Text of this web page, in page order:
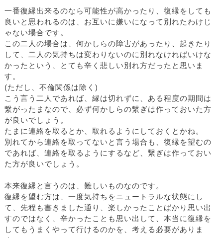
一番復縁出来るのなら可能性が高かったり、復縁をしても
良いと思われるのは、お互いに嫌いになって別れたわけじ
ゃない場合です。
この二人の場合は、何かしらの障害があったり、起きたり
して、二人の気持ちは変わりないのに別れなければいけな
かったという、とても辛く悲しい別れ方だったと思いま
す。
(ただし、不倫関係は除く)
こう言う二人であれば、縁は切れずに、ある程度の期間は
繋がったまなので、必ず何かしらの繋ぎは作っておいた方
が良いでしょう。
たまに連絡を取るとか、取れるようにしておくとかね。
別れてから連絡を取ってないと言う場合も、復縁を望むの
であれば、連絡を取るようにするなど、繋ぎは作っておい
た方が良いでしょう。
本来復縁と言うのは、難しいものなのです。
復縁を望む方は、一度気持ちをニュートラルな状態にし
て、先程も書きました通り、楽しかったことばかり思い出
すのではなく、辛かったことも思い出して、本当に復縁を
してもうまくやって行けるのかを、考える必要がありま